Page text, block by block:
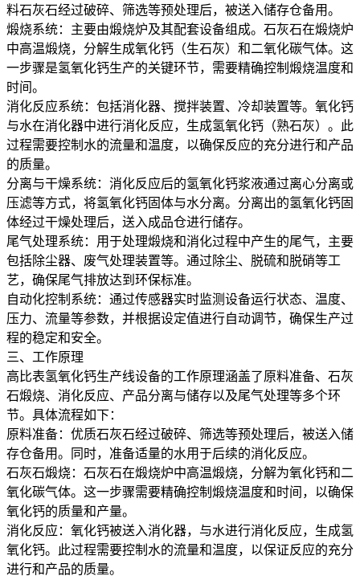
料石灰石经过破碎、筛选等预处理后，被送入储存仓备用。
煅烧系统：主要由煅烧炉及其配套设备组成。石灰石在煅烧炉
中高温煅烧，分解生成氧化钙（生石灰）和二氧化碳气体。这
一步骤是氢氧化钙生产的关键环节，需要精确控制煅烧温度和
时间。
消化反应系统：包括消化器、搅拌装置、冷却装置等。氧化钙
与水在消化器中进行消化反应，生成氢氧化钙（熟石灰）。此
过程需要控制水的流量和温度，以确保反应的充分进行和产品
的质量。
分离与干燥系统：消化反应后的氢氧化钙浆液通过离心分离或
压滤等方式，将氢氧化钙固体与水分离。分离出的氢氧化钙固
体经过干燥处理后，送入成品仓进行储存。
尾气处理系统：用于处理煅烧和消化过程中产生的尾气，主要
包括除尘器、废气处理装置等。通过除尘、脱硫和脱硝等工
艺，确保尾气排放达到环保标准。
自动化控制系统：通过传感器实时监测设备运行状态、温度、
压力、流量等参数，并根据设定值进行自动调节，确保生产过
程的稳定和安全。
三、工作原理
高比表氢氧化钙生产线设备的工作原理涵盖了原料准备、石灰
石煅烧、消化反应、产品分离与储存以及尾气处理等多个环
节。具体流程如下：
原料准备：优质石灰石经过破碎、筛选等预处理后，被送入储
存仓备用。同时，准备适量的水用于后续的消化反应。
石灰石煅烧：石灰石在煅烧炉中高温煅烧，分解为氧化钙和二
氧化碳气体。这一步骤需要精确控制煅烧温度和时间，以确保
氧化钙的质量和产量。
消化反应：氧化钙被送入消化器，与水进行消化反应，生成氢
氧化钙。此过程需要控制水的流量和温度，以保证反应的充分
进行和产品的质量。